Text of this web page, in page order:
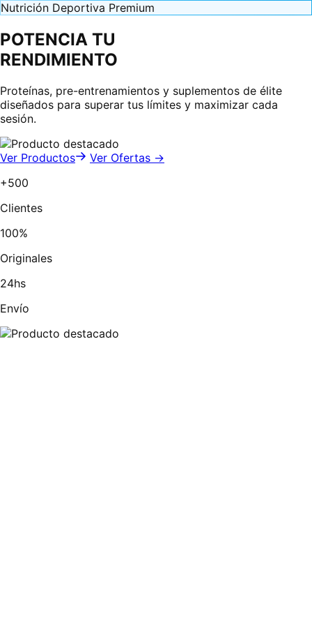
Nutrición Deportiva Premium
POTENCIA TU
RENDIMIENTO
Proteínas, pre-entrenamientos y suplementos de élite
diseñados para superar tus límites y maximizar cada
sesión.
Ver Productos
Ver Ofertas →
+500
Clientes
100%
Originales
24hs
Envío